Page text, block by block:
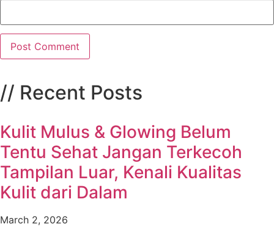
// Recent Posts
Kulit Mulus & Glowing Belum
Tentu Sehat Jangan Terkecoh
Tampilan Luar, Kenali Kualitas
Kulit dari Dalam
March 2, 2026